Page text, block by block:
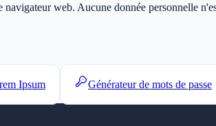
web. Aucune donnée personnelle
Ipsum Générateur de mots de passe